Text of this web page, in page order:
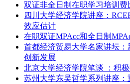
双证非全日制在职学习培训费
四川大学经济学院讲座：
效应估计
在职双证MPAcc和全日制
首都经济贸易大学名家讲坛
创新发展
北京大学经济学院笔谈 ：积
苏州大学东吴哲学系列讲座